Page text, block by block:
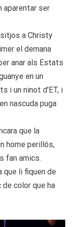
aparentar ser
a Christy
el demana
anar als Estats
en un
i un ninot d’ET, i
nascuda puga
que la
home perillós,
fan amics.
que li fiquen de
color que ha